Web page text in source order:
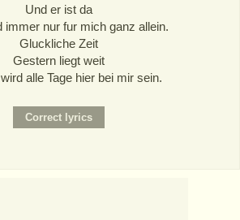
Und er ist da
immer nur fur mich ganz allein.
Gluckliche Zeit
Gestern liegt weit
alle Tage hier bei mir sein.